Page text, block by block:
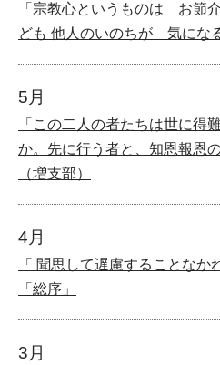
「宗教心というものは お節
ども 他人のいのちが 気にな
5月
「この二人の者たちは世に得
か。先に行う者と、知恩報恩
（増支部）
4月
「 聞思して遅慮することなか
「総序」
3月